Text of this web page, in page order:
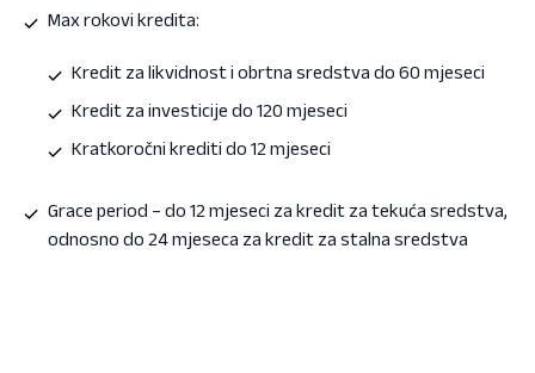
Max rokovi kredita:
Kredit za likvidnost i obrtna sredstva do 60 mjeseci
Kredit za investicije do 120 mjeseci
Kratkoročni krediti do 12 mjeseci
Grace period – do 12 mjeseci za kredit za tekuća sredstva,
odnosno do 24 mjeseca za kredit za stalna sredstva